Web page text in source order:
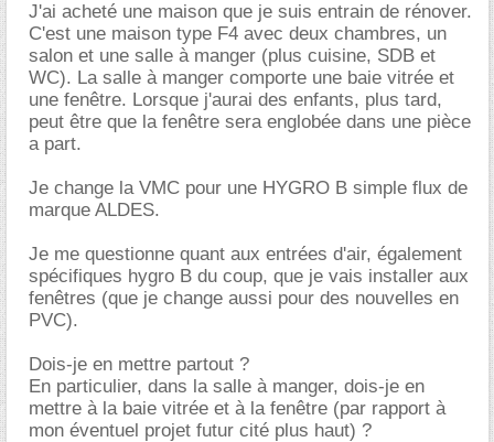
J'ai acheté une maison que je suis entrain de rénover.
C'est une maison type F4 avec deux chambres, un
salon et une salle à manger (plus cuisine, SDB et
WC). La salle à manger comporte une baie vitrée et
une fenêtre. Lorsque j'aurai des enfants, plus tard,
peut être que la fenêtre sera englobée dans une pièce
a part.
Je change la VMC pour une HYGRO B simple flux de
marque ALDES.
Je me questionne quant aux entrées d'air, également
spécifiques hygro B du coup, que je vais installer aux
fenêtres (que je change aussi pour des nouvelles en
PVC).
Dois-je en mettre partout ?
En particulier, dans la salle à manger, dois-je en
mettre à la baie vitrée et à la fenêtre (par rapport à
mon éventuel projet futur cité plus haut) ?